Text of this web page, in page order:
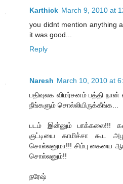
Karthick March 9, 2010 at
you didnt mention anything
it was good...
Reply
Naresh March 10, 2010 at
பதிவுலக விமர்சனம் பத்தி
நீங்களும் சொல்லியிருக்கீங்க...
படம் இன்னும் பாக்கலை!!!
குட்டியை காமிச்சா கூட
சொல்லனுமா!!! சிம்பு கையை
சொல்லனும்!!
நரேஷ்